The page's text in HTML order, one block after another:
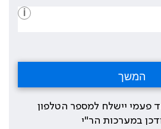
i
פעמי יישלח למספר הטלפון
במערכות הר"י